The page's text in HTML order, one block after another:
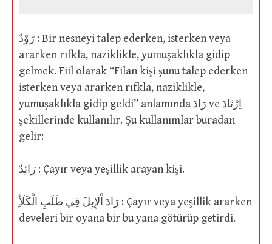
رَوْدٌ : Bir nesneyi talep ederken, isterken veya
ararken rıfkla, naziklikle, yumuşaklıkla gidip
gelmek. Fiil olarak “Filan kişi şunu talep ederken
isterken veya ararken rıfkla, naziklikle,
yumuşaklıkla gidip geldi” anlamında رَادَ ve اِرْتَادَ
şekillerinde kullanılır. Şu kullanımlar buradan
gelir:
رَائِدٌ : Çayır veya yeşillik arayan kişi.
رَادَ اْلإِبِلَ فِي طَلَبِ الْكَلَأِ : Çayır veya yeşillik ararken
develeri bir oyana bir bu yana götürüp getirdi.